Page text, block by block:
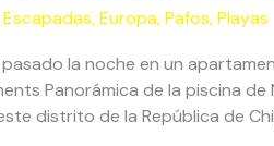
Escapadas,Europa,Pafos,Playas
la noche en un
Panorámica de la piscina
distrito de la República de